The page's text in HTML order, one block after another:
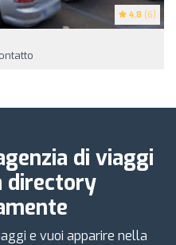
4.8 (6)
di viaggi
directory
e vuoi apparire nella